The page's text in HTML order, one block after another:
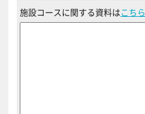
施設コースに関する資料はこちら